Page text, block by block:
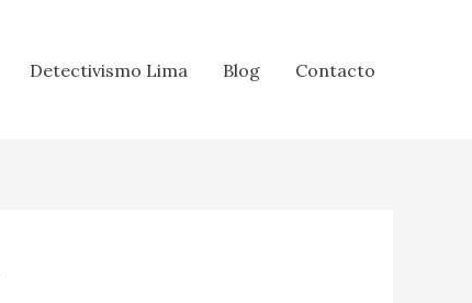
Detectivismo Lima Blog Contacto